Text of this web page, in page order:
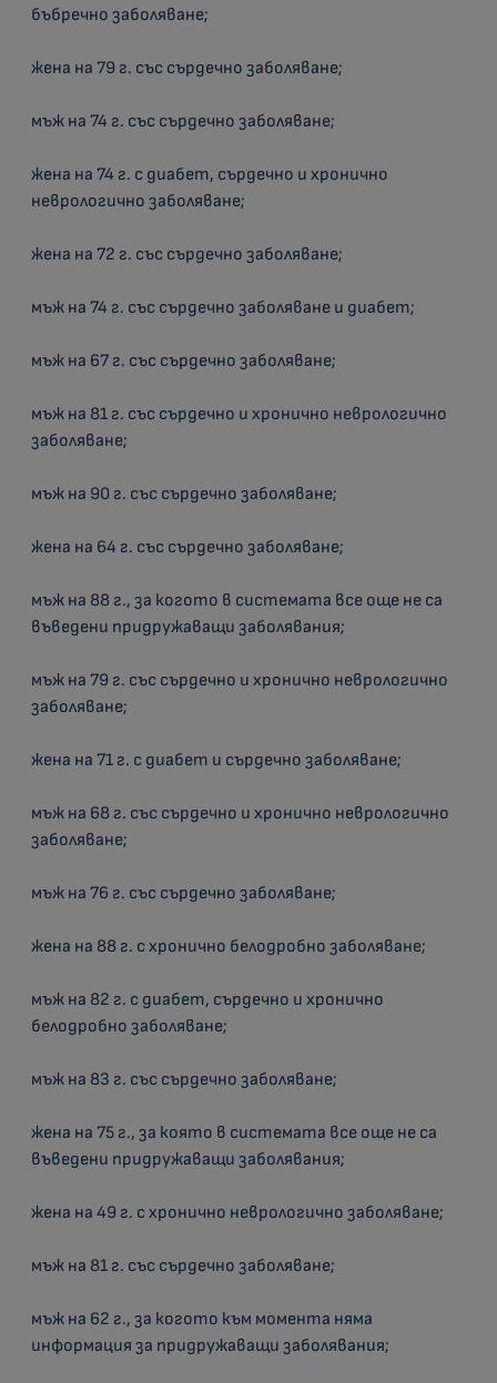
бъбречно заболяване;
жена на 79 г. със сърдечно заболяване;
мъж на 74 г. със сърдечно заболяване;
жена на 74 г. с диабет, сърдечно и хронично
неврологично заболяване;
жена на 72 г. със сърдечно заболяване;
мъж на 74 г. със сърдечно заболяване и диабет;
мъж на 67 г. със сърдечно заболяване;
мъж на 81 г. със сърдечно и хронично неврологично
заболяване;
мъж на 90 г. със сърдечно заболяване;
жена на 64 г. със сърдечно заболяване;
мъж на 88 г., за когото в системата все още не са
въведени придружаващи заболявания;
мъж на 79 г. със сърдечно и хронично неврологично
заболяване;
жена на 71 г. с диабет и сърдечно заболяване;
мъж на 68 г. със сърдечно и хронично неврологично
заболяване;
мъж на 76 г. със сърдечно заболяване;
жена на 88 г. с хронично белодробно заболяване;
мъж на 82 г. с диабет, сърдечно и хронично
белодробно заболяване;
мъж на 83 г. със сърдечно заболяване;
жена на 75 г., за която в системата все още не са
въведени придружаващи заболявания;
жена на 49 г. с хронично неврологично заболяване;
мъж на 81 г. със сърдечно заболяване;
мъж на 62 г., за когото към момента няма
информация за придружаващи заболявания;